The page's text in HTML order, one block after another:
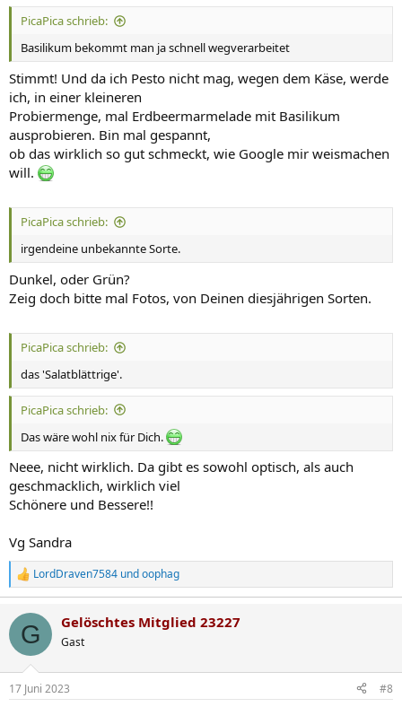
PicaPica schrieb:
Basilikum bekommt man ja schnell wegverarbeitet
Stimmt! Und da ich Pesto nicht mag, wegen dem Käse, werde
ich, in einer kleineren
Probiermenge, mal Erdbeermarmelade mit Basilikum
ausprobieren. Bin mal gespannt,
ob das wirklich so gut schmeckt, wie Google mir weismachen
will.
PicaPica schrieb:
irgendeine unbekannte Sorte.
Dunkel, oder Grün?
Zeig doch bitte mal Fotos, von Deinen diesjährigen Sorten.
PicaPica schrieb:
das 'Salatblättrige'.
PicaPica schrieb:
Das wäre wohl nix für Dich.
Neee, nicht wirklich. Da gibt es sowohl optisch, als auch
geschmacklich, wirklich viel
Schönere und Bessere!!
Vg Sandra
R
e
k
i
e
LordDraven7584 undoophag
G Gelöschtes Mitglied 23227
Gast
17 Juni 2023 #8